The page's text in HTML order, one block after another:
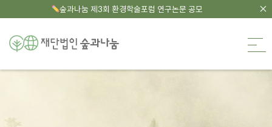
숲과나눔 제3회 환경학술포럼 연구논문 공모